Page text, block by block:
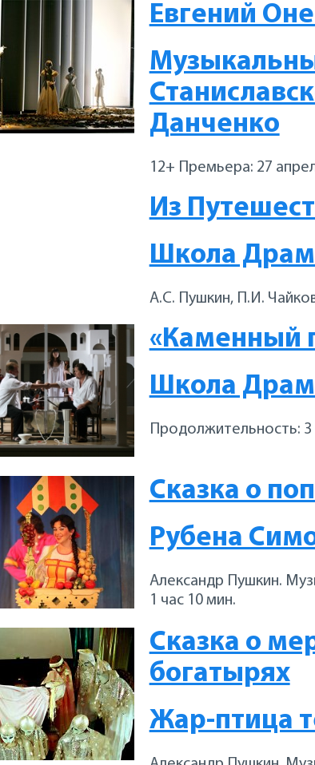
Евгений
Данченко
12+ Премьера: 27
Из
Школа
А.С. Пушкин, П.И.
«Каменный
Школа
Продолжительность: 3
Сказка о
Рубена
Александр Пушкин.
1 час 10 мин.
Сказка о
богатырях
Жар-птица